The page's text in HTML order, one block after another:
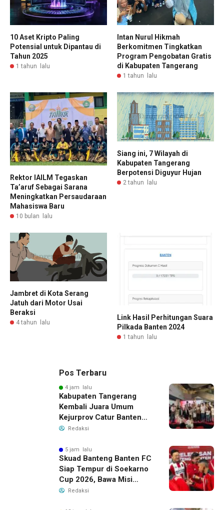
10 Aset Kripto Paling
Potensial untuk Dipantau di
Tahun 2025
1 tahun lalu
Intan Nurul Hikmah
Berkomitmen Tingkatkan
Program Pengobatan Gratis
di Kabupaten Tangerang
1 tahun lalu
Rektor IAILM Tegaskan
Ta’aruf Sebagai Sarana
Meningkatkan Persaudaraan
Mahasiswa Baru
10 bulan lalu
Siang ini, 7 Wilayah di
Kabupaten Tangerang
Berpotensi Diguyur Hujan
2 tahun lalu
Jambret di Kota Serang
Jatuh dari Motor Usai
Beraksi
4 tahun lalu
Link Hasil Perhitungan Suara
Pilkada Banten 2024
1 tahun lalu
Pos Terbaru
4 jam lalu
Kabupaten Tangerang
Kembali Juara Umum
Kejurprov Catur Banten
2026, Raih 24 Medali
Redaksi
5 jam lalu
Skuad Banteng Banten FC
Siap Tempur di Soekarno
Cup 2026, Bawa Misi
Harumkan Nama Banten
Redaksi